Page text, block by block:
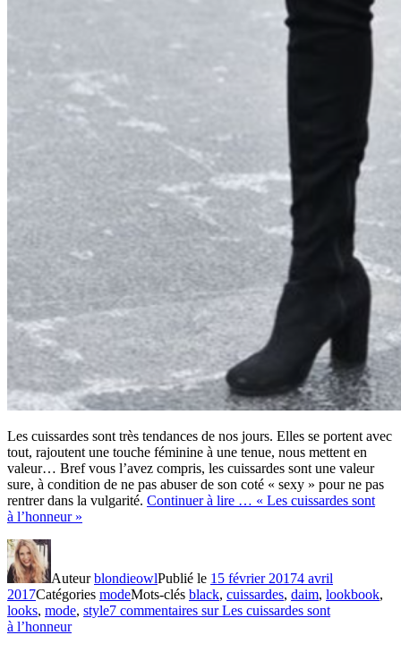
Les cuissardes sont très tendances de nos jours. Elles se portent avec
tout, rajoutent une touche féminine à une tenue, nous mettent en
valeur… Bref vous l’avez compris, les cuissardes sont une valeur
sure, à condition de ne pas abuser de son coté « sexy » pour ne pas
rentrer dans la vulgarité. Continuer à lire … « Les cuissardes sont
à l’honneur »
AuteurblondieowlPublié le 15 février 20174 avril
2017Catégories modeMots-clés black, cuissardes, daim, lookbook,
looks, mode, style7 commentaires sur Les cuissardes sont
à l’honneur